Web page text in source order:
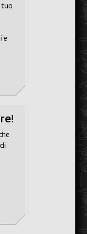
tuo
e